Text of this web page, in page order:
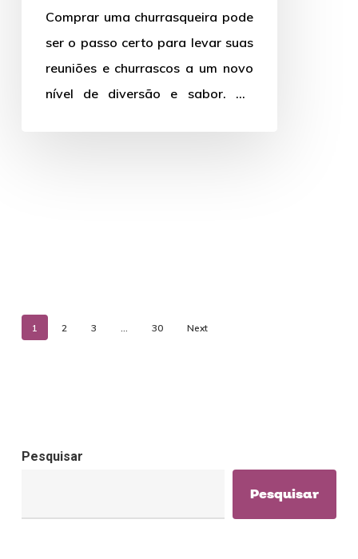
churrasqueira
Comprar uma churrasqueira pode
ser o passo certo para levar suas
reuniões e churrascos a um novo
nível de diversão e sabor. No
1 2 3 … 30 Next
Pesquisar
Pesquisar